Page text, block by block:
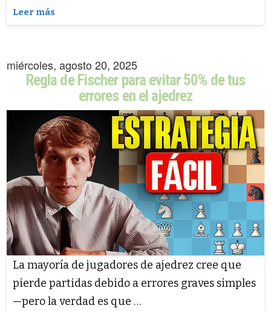
Leer más
miércoles, agosto 20, 2025
Regla de Fischer para evitar 50% de tus
errores en el ajedrez
La mayoría de jugadores de ajedrez cree que
pierde partidas debido a errores graves simples
—pero la verdad es que …